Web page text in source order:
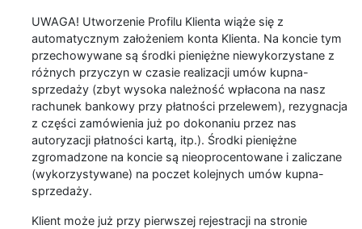
UWAGA! Utworzenie Profilu Klienta wiąże się z
automatycznym założeniem konta Klienta. Na koncie tym
przechowywane są środki pieniężne niewykorzystane z
różnych przyczyn w czasie realizacji umów kupna-
sprzedaży (zbyt wysoka należność wpłacona na nasz
rachunek bankowy przy płatności przelewem), rezygnacja
z części zamówienia już po dokonaniu przez nas
autoryzacji płatności kartą, itp.). Środki pieniężne
zgromadzone na koncie są nieoprocentowane i zaliczane
(wykorzystywane) na poczet kolejnych umów kupna-
sprzedaży.
Klient może już przy pierwszej rejestracji na stronie